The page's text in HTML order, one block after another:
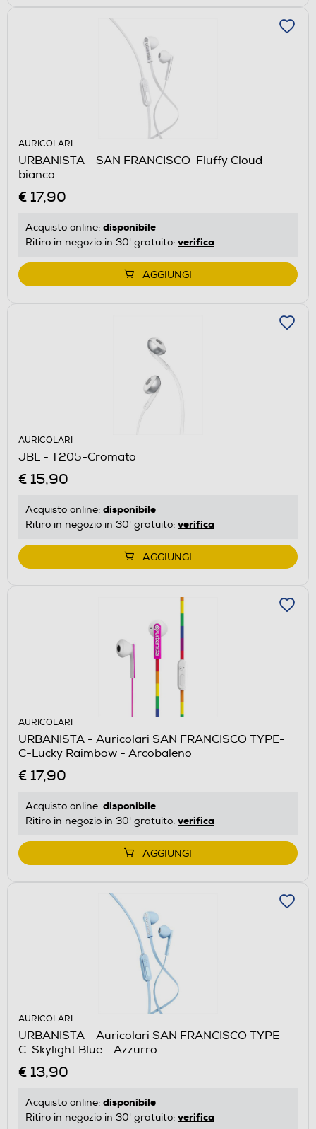
AURICOLARI
URBANISTA - SAN FRANCISCO-Fluffy Cloud -
bianco
€ 17,90
Acquisto online: disponibile
Ritiro in negozio in 30' gratuito: verifica
AGGIUNGI
AURICOLARI
JBL - T205-Cromato
€ 15,90
Acquisto online: disponibile
Ritiro in negozio in 30' gratuito: verifica
AGGIUNGI
AURICOLARI
URBANISTA - Auricolari SAN FRANCISCO TYPE-
C-Lucky Raimbow - Arcobaleno
€ 17,90
Acquisto online: disponibile
Ritiro in negozio in 30' gratuito: verifica
AGGIUNGI
AURICOLARI
URBANISTA - Auricolari SAN FRANCISCO TYPE-
C-Skylight Blue - Azzurro
€ 13,90
Acquisto online: disponibile
Ritiro in negozio in 30' gratuito: verifica